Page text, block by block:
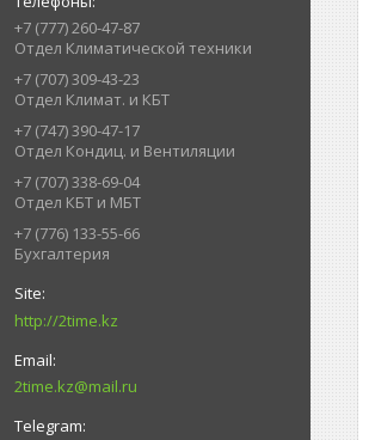
+7 (777) 260-47-87
Отдел Климатической техники
+7 (707) 309-43-23
Отдел Климат. и КБТ
+7 (747) 390-47-17
Отдел Кондиц. и Вентиляции
+7 (707) 338-69-04
Отдел КБТ и МБТ
+7 (776) 133-55-66
Бухгалтерия
http://2time.kz
2time.kz@mail.ru